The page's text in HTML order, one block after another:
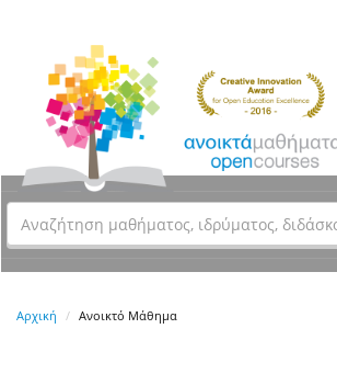
Αρχική Ανοικτό Μάθημα